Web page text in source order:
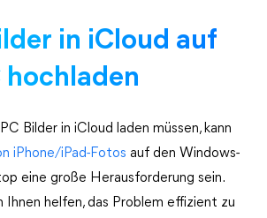
in iCloud auf
hochladen
Bilder in iCloud laden müssen, kann
iPhone/iPad-Fotos auf den Windows-
eine große Herausforderung sein.
Ihnen helfen, das Problem effizient zu